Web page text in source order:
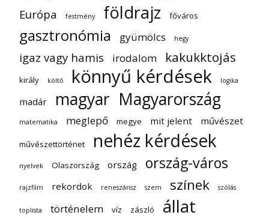
Európa festmény földrajz főváros
gasztronómia gyümölcs hegy
igaz vagy hamis irodalom kakukktojás
király költő könnyű kérdések logika
madár magyar Magyarország
matematika meglepő megye mit jelent művészet
művészettörténet nehéz kérdések
nyelvek Olaszország ország ország-város
rajzfilm rekordok reneszánsz szem színek szólás
toplista történelem víz zászló állat